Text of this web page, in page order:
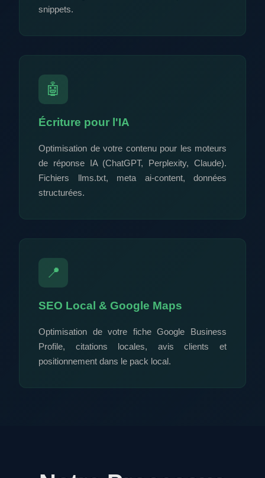
snippets.
🤖
Écriture pour l'IA
Optimisation de votre contenu pour les moteurs
de réponse IA (ChatGPT, Perplexity, Claude).
Fichiers llms.txt, meta ai-content, données
structurées.
📍
SEO Local & Google Maps
Optimisation de votre fiche Google Business
Profile, citations locales, avis clients et
positionnement dans le pack local.